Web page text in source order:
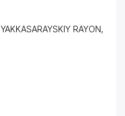
YAKKASARAYSKIY RAYON,